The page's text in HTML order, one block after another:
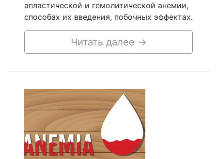
апластической и гемолитической анемии,
способах их введения, побочных эффектах.
Читать далее →